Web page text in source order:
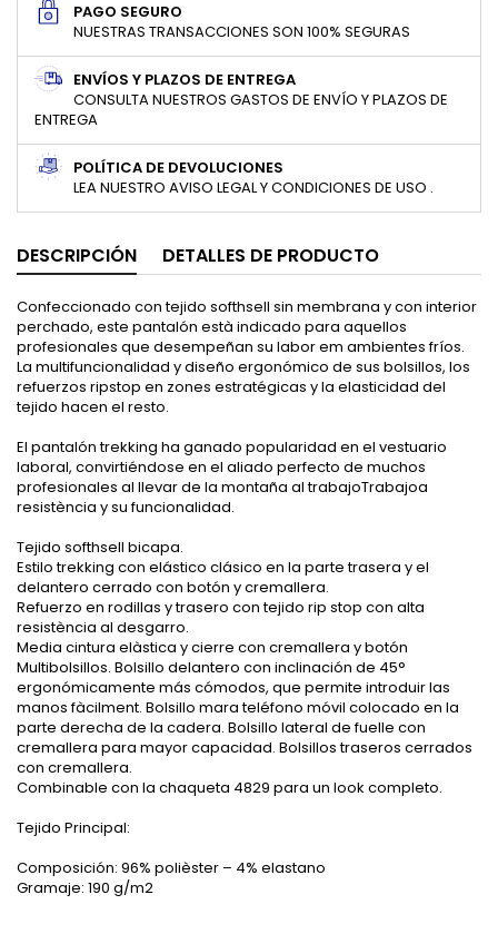
PAGO SEGURO
NUESTRAS TRANSACCIONES SON 100% SEGURAS
ENVÍOS Y PLAZOS DE ENTREGA
CONSULTA NUESTROS GASTOS DE ENVÍO Y PLAZOS DE
ENTREGA
POLÍTICA DE DEVOLUCIONES
LEA NUESTRO AVISO LEGAL Y CONDICIONES DE USO .
DESCRIPCIÓN DETALLES DE PRODUCTO
Confeccionado con tejido softhsell sin membrana y con interior
perchado, este pantalón està indicado para aquellos
profesionales que desempeñan su labor em ambientes fríos.
La multifuncionalidad y diseño ergonómico de sus bolsillos, los
refuerzos ripstop en zones estratégicas y la elasticidad del
tejido hacen el resto.
El pantalón trekking ha ganado popularidad en el vestuario
laboral, convirtiéndose en el aliado perfecto de muchos
profesionales al llevar de la montaña al trabajoTrabajoa
resistència y su funcionalidad.
Tejido softhsell bicapa.
Estilo trekking con elástico clásico en la parte trasera y el
delantero cerrado con botón y cremallera.
Refuerzo en rodillas y trasero con tejido rip stop con alta
resistència al desgarro.
Media cintura elàstica y cierre con cremallera y botón
Multibolsillos. Bolsillo delantero con inclinación de 45°
ergonómicamente más cómodos, que permite introduir las
manos fàcilment. Bolsillo mara teléfono móvil colocado en la
parte derecha de la cadera. Bolsillo lateral de fuelle con
cremallera para mayor capacidad. Bolsillos traseros cerrados
con cremallera.
Combinable con la chaqueta 4829 para un look completo.
Tejido Principal:
Composición: 96% polièster – 4% elastano
Gramaje: 190 g/m2